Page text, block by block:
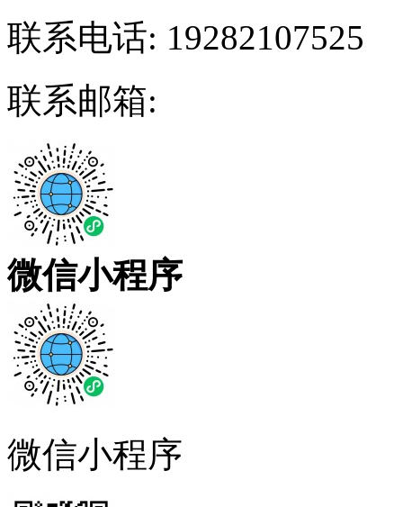
联系电话: 19282107525
联系邮箱:
微信小程序
微信小程序